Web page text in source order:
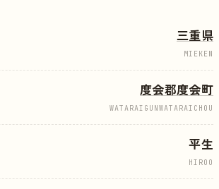
三重県
MIEKEN
度会郡度会町
WATARAIGUNWATARAICHOU
平生
HIROO